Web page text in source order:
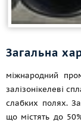
Загальна
міжнародний
залізонікелеві
слабких полях.
що містять до